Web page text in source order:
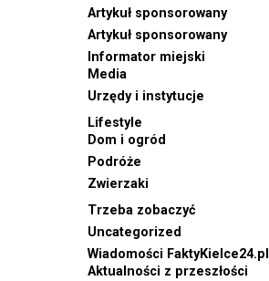
Artykuł sponsorowany
Artykuł sponsorowany
Informator miejski
Media
Urzędy i instytucje
Lifestyle
Dom i ogród
Podróże
Zwierzaki
Trzeba zobaczyć
Uncategorized
Wiadomości FaktyKielce24.pl
Aktualności z przeszłości